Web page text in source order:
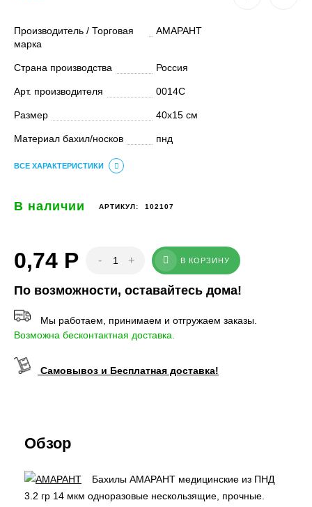
Производитель / Торговая
марка
АМАРАНТ
Страна производства Россия
Арт. производителя 0014С
Размер 40х15 см
Материал бахил/носков пнд
ВСЕ ХАРАКТЕРИСТИКИ
В наличии АРТИКУЛ: 102107
0,74 Р - + В КОРЗИНУ
По возможности, оставайтесь дома!
Мы работаем, принимаем и отгружаем заказы.
Возможна бесконтактная доставка.
Самовывоз и Бесплатная доставка!
Обзор
Бахилы АМАРАНТ медицинские из ПНД
3.2 гр 14 мкм одноразовые нескользящие, прочные.